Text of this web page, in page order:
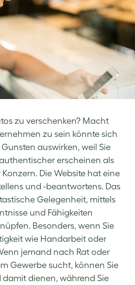
zu verschenken? Macht
zu sein könnte sich
auswirken, weil Sie
erscheinen als
Die Website hat eine
und -beantwortens. Das
Gelegenheit, mittels
und Fähigkeiten
Besonders, wenn Sie
wie Handarbeit oder
jemand nach Rat oder
Gewerbe sucht, können Sie
dienen, während Sie